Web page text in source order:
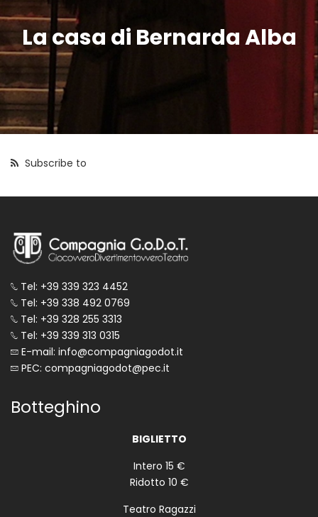
La casa di Bernarda Alba
Subscribe to
Tel: +39 339 323 4452
Tel: +39 338 492 0769
Tel: +39 328 255 3313
Tel: +39 339 313 0315
E-mail: info@compagniagodot.it
PEC: compagniagodot@pec.it
Botteghino
BIGLIETTO
Intero 15 €
Ridotto 10 €
Teatro Ragazzi